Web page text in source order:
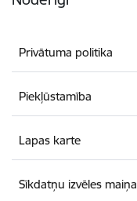
Privātuma politika
Piekļūstamība
Lapas karte
Sīkdatņu izvēles maiņa